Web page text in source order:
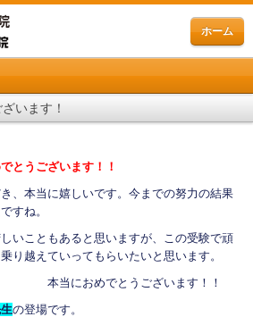
ホーム
います！
とうございます！！
、本当に嬉しいです。今までの努力の結果
すね。
いこともあると思いますが、この受験で頑
り越えていってもらいたいと思います。
とうございます！！
の登場です。